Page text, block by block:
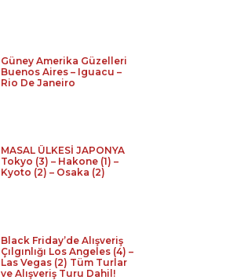
Güney Amerika Güzelleri
Buenos Aires – Iguacu –
Rio De Janeiro
MASAL ÜLKESİ JAPONYA
Tokyo (3) – Hakone (1) –
Kyoto (2) – Osaka (2)
Black Friday’de Alışveriş
Çılgınlığı Los Angeles (4) –
Las Vegas (2) Tüm Turlar
ve Alışveriş Turu Dahil!